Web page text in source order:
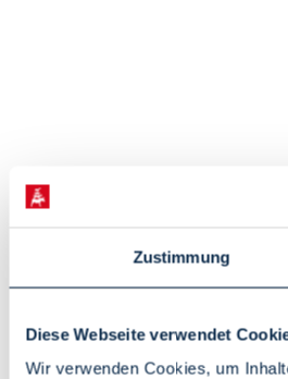
Zustimmung
Diese Webseite verwendet
Wir verwenden Cookies, um